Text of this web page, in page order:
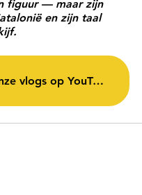
figuur — maar zijn
en zijn taal
Bekijk onze vlogs op YouTube!